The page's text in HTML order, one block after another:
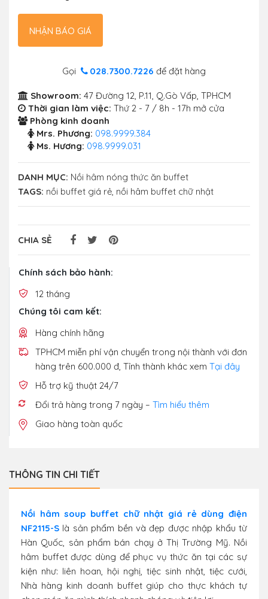
NHẬN BÁO GIÁ
Gọi 028.7300.7226 để đặt hàng
Showroom: 47 Đường 12, P.11, Q.Gò Vấp, TPHCM
Thời gian làm việc: Thứ 2 - 7 / 8h - 17h mở cửa
Phòng kinh doanh
Mrs. Phương: 098.9999.384
Ms. Hương: 098.9999.031
DANH MỤC: Nồi hâm nóng thức ăn buffet
TAGS: nồi buffet giá rẻ, nồi hâm buffet chữ nhật
CHIA SẺ
Chính sách bảo hành:
12 tháng
Chúng tôi cam kết:
Hàng chính hãng
TPHCM miễn phí vận chuyển trong nội thành với đơn
hàng trên 600.000 đ, Tỉnh thành khác xem Tại đây
Hỗ trợ kỹ thuật 24/7
Đổi trả hàng trong 7 ngày – Tìm hiểu thêm
Giao hàng toàn quốc
THÔNG TIN CHI TIẾT
Nồi hâm soup buffet chữ nhật giá rẻ dùng điện
NF2115-S là sản phẩm bền và đẹp được nhập khẩu từ
Hàn Quốc, sản phẩm bán chạy ở Thị Trường Mỹ. Nồi
hâm buffet được dùng để phục vụ thức ăn tại các sự
kiện như: liên hoan, hội nghị, tiệc sinh nhật, tiệc cưới,
Nhà hàng kinh doanh buffet giúp cho thực khách tự